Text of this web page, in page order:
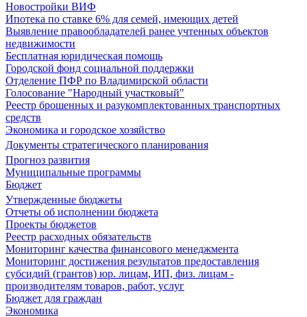
Новостройки ВИФ
Ипотека по ставке 6% для семей, имеющих детей
Выявление правообладателей ранее учтенных объектов
недвижимости
Бесплатная юридическая помощь
Городской фонд социальной поддержки
Отделение ПФР по Владимирской области
Голосование "Народный участковый"
Реестр брошенных и разукомплектованных транспортных
средств
Экономика и городское хозяйство
Документы стратегического планирования
Прогноз развития
Муниципальные программы
Бюджет
Утвержденные бюджеты
Отчеты об исполнении бюджета
Проекты бюджетов
Реестр расходных обязательств
Мониторинг качества финансового менеджмента
Мониторинг достижения результатов предоставления
субсидий (грантов) юр. лицам, ИП, физ. лицам -
производителям товаров, работ, услуг
Бюджет для граждан
Экономика